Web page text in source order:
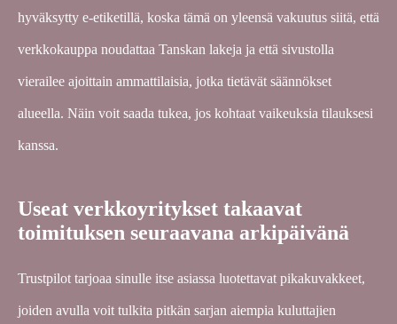
hyväksytty e-etiketillä, koska tämä on yleensä vakuutus siitä, että
verkkokauppa noudattaa Tanskan lakeja ja että sivustolla
vierailee ajoittain ammattilaisia, jotka tietävät säännökset
alueella. Näin voit saada tukea, jos kohtaat vaikeuksia tilauksesi
kanssa.
Useat verkkoyritykset takaavat
toimituksen seuraavana arkipäivänä
Trustpilot tarjoaa sinulle itse asiassa luotettavat pikakuvakkeet,
joiden avulla voit tulkita pitkän sarjan aiempia kuluttajien